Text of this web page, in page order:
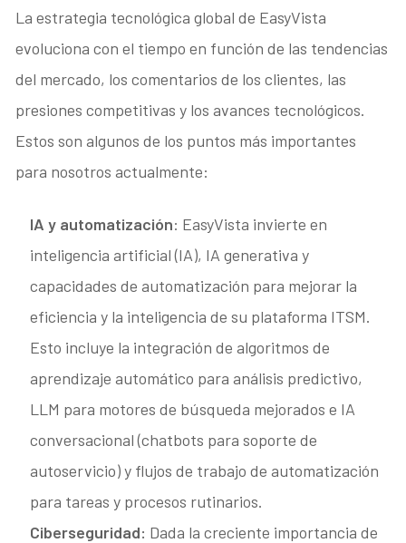
La estrategia tecnológica global de EasyVista
evoluciona con el tiempo en función de las tendencias
del mercado, los comentarios de los clientes, las
presiones competitivas y los avances tecnológicos.
Estos son algunos de los puntos más importantes
para nosotros actualmente:
IA y automatización: EasyVista invierte en
inteligencia artificial (IA), IA generativa y
capacidades de automatización para mejorar la
eficiencia y la inteligencia de su plataforma ITSM.
Esto incluye la integración de algoritmos de
aprendizaje automático para análisis predictivo,
LLM para motores de búsqueda mejorados e IA
conversacional (chatbots para soporte de
autoservicio) y flujos de trabajo de automatización
para tareas y procesos rutinarios.
Ciberseguridad: Dada la creciente importancia de